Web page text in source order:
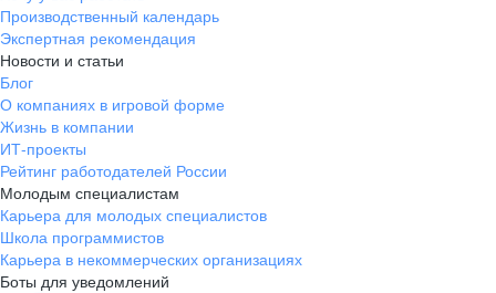
Производственный календарь
Экспертная рекомендация
Новости и статьи
Блог
О компаниях в игровой форме
Жизнь в компании
ИТ-проекты
Рейтинг работодателей России
Молодым специалистам
Карьера для молодых специалистов
Школа программистов
Карьера в некоммерческих организациях
Боты для уведомлений